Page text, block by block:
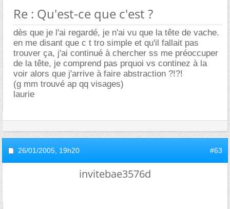
Re : Qu'est-ce que c'est ?
dès que je l'ai regardé, je n'ai vu que la tête de vache.
en me disant que c t tro simple et qu'il fallait pas
trouver ça, j'ai continué à chercher ss me préoccuper
de la tête, je comprend pas prquoi vs continez à la
voir alors que j'arrive à faire abstraction ?!?!
(g mm trouvé ap qq visages)
laurie
26/01/2005, 19h20 #63
invitebae3576d